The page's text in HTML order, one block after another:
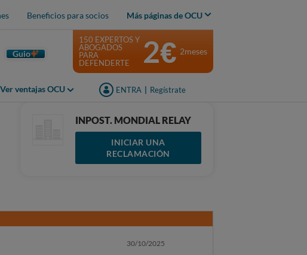
Beneficios para socios Más páginas de OCU
Guio
Ver ventajas OCU ENTRA Regístrate
150 EXPERTOS Y
ABOGADOS
PARA
DEFENDERTE
2€ 2meses
INPOST. MONDIAL RELAY
INICIAR UNA
RECLAMACIÓN
30/10/2025